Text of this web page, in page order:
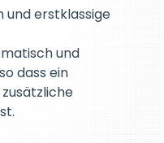
und erstklassige
und
dass ein